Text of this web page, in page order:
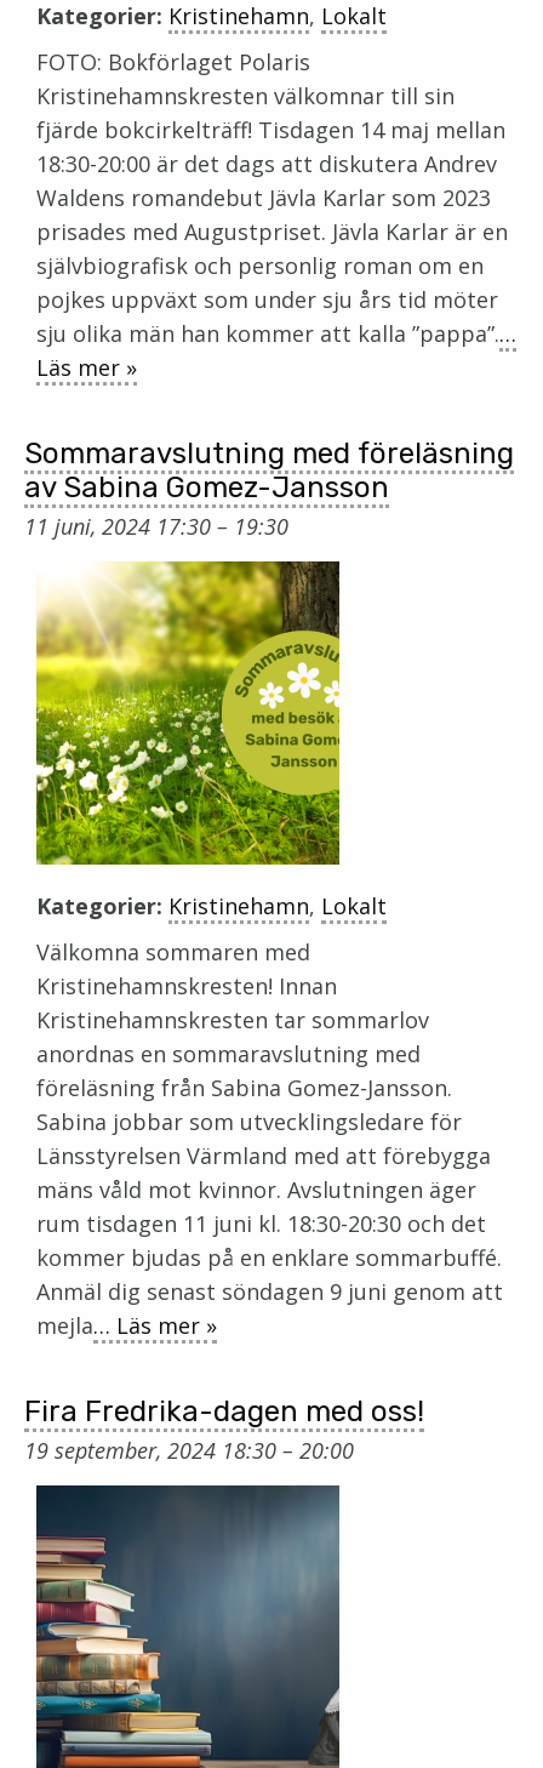
Kategorier: Kristinehamn, Lokalt
FOTO: Bokförlaget Polaris
Kristinehamnskresten välkomnar till sin
fjärde bokcirkelträff! Tisdagen 14 maj mellan
18:30-20:00 är det dags att diskutera Andrev
Waldens romandebut Jävla Karlar som 2023
prisades med Augustpriset. Jävla Karlar är en
självbiografisk och personlig roman om en
pojkes uppväxt som under sju års tid möter
sju olika män han kommer att kalla ”pappa”.…
Läs mer »
Sommaravslutning med föreläsning
av Sabina Gomez-Jansson
11 juni, 2024 17:30 – 19:30
Kategorier: Kristinehamn, Lokalt
Välkomna sommaren med
Kristinehamnskresten! Innan
Kristinehamnskresten tar sommarlov
anordnas en sommaravslutning med
föreläsning från Sabina Gomez-Jansson.
Sabina jobbar som utvecklingsledare för
Länsstyrelsen Värmland med att förebygga
mäns våld mot kvinnor. Avslutningen äger
rum tisdagen 11 juni kl. 18:30-20:30 och det
kommer bjudas på en enklare sommarbuffé.
Anmäl dig senast söndagen 9 juni genom att
mejla… Läs mer »
Fira Fredrika-dagen med oss!
19 september, 2024 18:30 – 20:00